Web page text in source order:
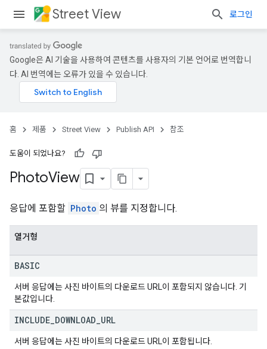
Street View 로그인
Google은 AI 기술을 사용하여 콘텐츠를 사용자의 기본 언어로 번역합니
다. AI 번역에는 오류가 있을 수 있습니다.
홈 제품 Street View Publish API 참조
도움이 되었나요?
PhotoView
응답에 포함할 Photo 의 뷰를 지정합니다.
열거형
BASIC
서버 응답에는 사진 바이트의 다운로드 URL이 포함되지 않습니다. 기
본값입니다.
INCLUDE DOWNLOAD URL
서버 응답에는 사진 바이트의 다운로드 URL이 포함됩니다.